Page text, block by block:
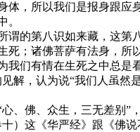
所以我们是报身跟应
。
第八识如来藏，这第
；诸佛菩萨有法身，
们有情在生死之中总
解，认为说“我们人虽
佛、众生，三无差别”
）这《华严经》跟《佛